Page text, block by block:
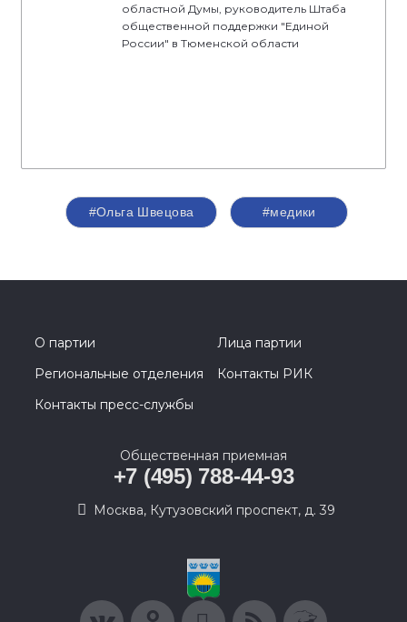
областной Думы, руководитель Штаба
общественной поддержки "Единой
России" в Тюменской области
#Ольга Швецова #медики
О партии
Лица партии
Региональные отделения
Контакты РИК
Контакты пресс-службы
Общественная приемная
+7 (495) 788-44-93
Москва, Кутузовский проспект, д. 39